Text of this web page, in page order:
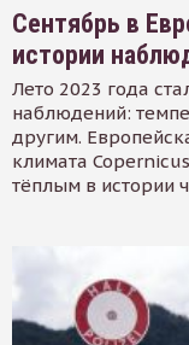
Сентябрь в
истории
Лето 2023 года
наблюдений:
другим.
климата
тёплым в истории